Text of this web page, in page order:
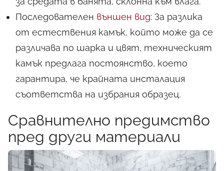
Последователен външен вид: За разлика
от естествения камък, който може да се
различава по шарка и цвят, техническият
камък предлага постоянство, което
гарантира, че крайната инсталация
съответства на избрания образец.
Сравнително предимство
пред други материали